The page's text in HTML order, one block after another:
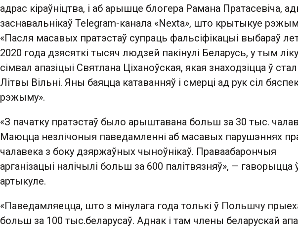
адрас кіраўніцтва, і аб арышце блогера Рамана Пратасевіча,
заснавальнікаў Telegram-канала «Nexta», што крытыкуе
«Пасля масавых пратэстаў супраць фальсіфікацыі выбараў
2020 года дзясяткі тысяч людзей пакінулі Беларусь, у тым ліку
сімвал апазіцыі Святлана Ціханоўская, якая знаходзіцца ў
Літвы Вільні. Яны баяцца катаванняў і смерці ад рук сіл
рэжыму».
«З пачатку пратэстаў было арыштавана больш за 30 тыс.
Маюцца незлічоныя паведамленні аб масавых парушэннях
чалавека з боку дзяржаўных чыноўнікаў. Праваабарончыя
арганізацыі налічылі больш за 600 палітвязняў», — гаворыцца
артыкуле.
«Паведамляецца, што з мінулага года толькі ў Польшчу
больш за 100 тыс.беларусаў. Аднак і там члены беларускай